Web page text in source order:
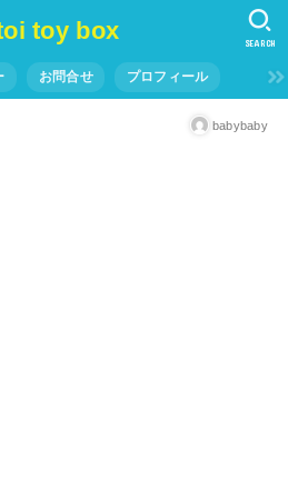
toy box
お問合せ プロフィール
SEARCH
babybaby